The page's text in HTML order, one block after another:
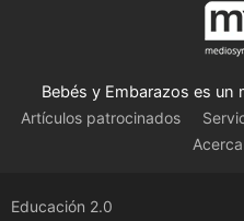
Bebés y Embarazos es un
Artículos patrocinados
Educación 2.0